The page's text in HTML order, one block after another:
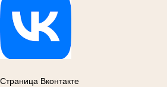
Страница Вконтакте